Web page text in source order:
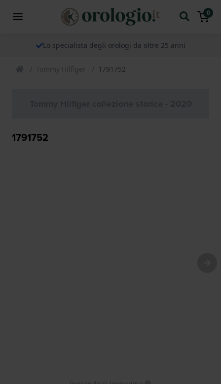
0
Lo specialista degli orologi da oltre 25 anni
Tommy Hilfiger 1791752
1791752